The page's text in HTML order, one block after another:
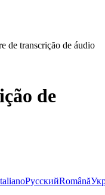
de transcrição de áudio
de
РусскийRomână